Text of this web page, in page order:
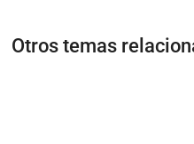
Otros temas